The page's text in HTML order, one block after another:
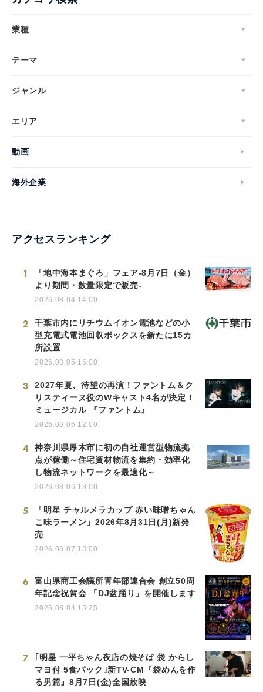
業種
テーマ
ジャンル
エリア
動画
海外企業
アクセスランキング
1
「地中海本まぐろ」フェア-8月7日（金）
より期間・数量限定で販売-
2026.08.04 14:00
2
千葉市内にリチウムイオン電池などの小
型充電式電池回収ボックスを新たに15カ
所設置
2026.08.05 16:00
3
2027年夏、待望の再演！ファントム＆ク
リスティーヌ役のWキャスト4名が決定！
ミュージカル 『ファントム』
2026.08.06 12:00
4
神奈川県厚木市に初の自社運営型物流拠
点が稼働～住宅資材物流を集約・効率化
し物流ネットワークを最適化～
2026.08.06 13:00
5
「明星 チャルメラカップ 赤い味噌ちゃん
こ味ラーメン」2026年8月31日(月)新発
売
2026.08.07 13:00
6
富山県商工会議所青年部連合会 創立50周
年記念祝賀会 「DJ盆踊り」を開催します
2026.08.04 15:25
7
｢明星 一平ちゃん夜店の焼そば 袋 からし
マヨ付 5食パック｣新TV-CM『袋めんを作
る男篇』8月7日(金)全国放映